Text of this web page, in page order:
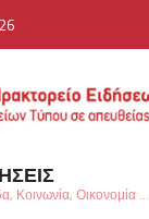
Κοινωνία, Οικονομία ...